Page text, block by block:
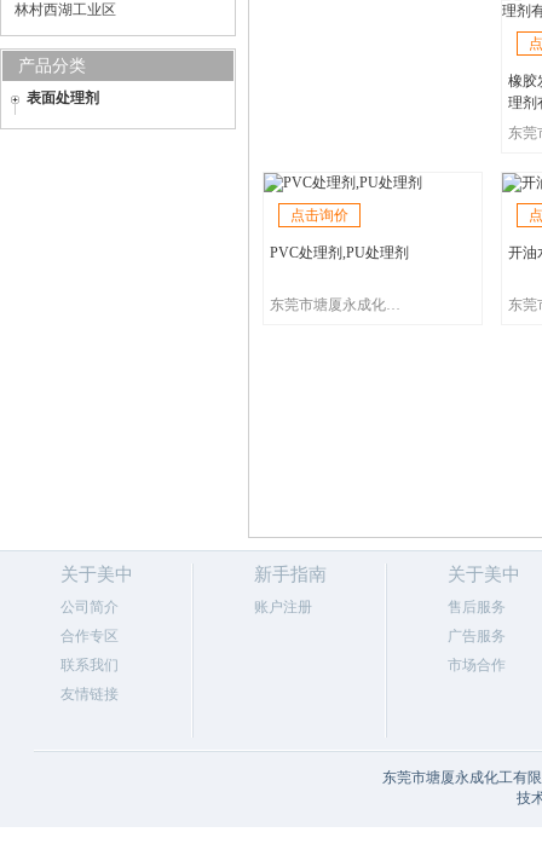
林村西湖工业区
产品分类
表面处理剂
橡胶
理剂
点击询价
PVC处理剂,PU处理剂
东莞市塘厦永成化工有限公司
开油
关于美中
公司简介
合作专区
联系我们
友情链接
新手指南
账户注册
关于美中
售后服务
广告服务
市场合作
东莞市塘厦永成化工有
技